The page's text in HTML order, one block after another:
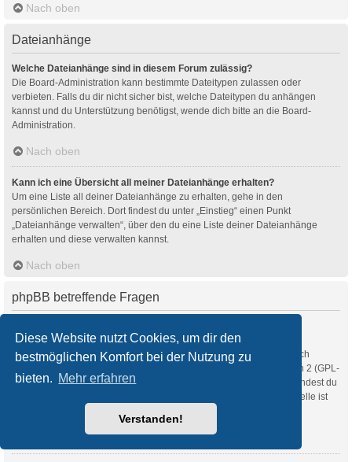
Diese Website nutzt Cookies, um dir den
bestmöglichen Komfort bei der Nutzung zu
bieten. Mehr erfahren
Verstanden!
Nach oben
Dateianhänge
Welche Dateianhänge sind in diesem Forum zulässig?
Die Board-Administration kann bestimmte Dateitypen zulassen oder
verbieten. Falls du dir nicht sicher bist, welche Dateitypen du anhängen
kannst und du Unterstützung benötigst, wende dich bitte an die Board-
Administration.
Nach oben
Kann ich eine Übersicht all meiner Dateianhänge erhalten?
Um eine Liste all deiner Dateianhänge zu erhalten, gehe in den
persönlichen Bereich. Dort findest du unter „Einstieg“ einen Punkt
„Dateianhänge verwalten“, über den du eine Liste deiner Dateianhänge
erhalten und diese verwalten kannst.
Nach oben
phpBB betreffende Fragen
Diese Software (in ihrer unmodifizierten Fassung) wurde von
phpBB Limited
entwickelt und veröffentlicht. Sie ist urheberrechtlich
geschützt. Sie wurde unter der GNU General Public License, Version 2 (GPL-
2.0) veröffentlicht und kann frei vertrieben werden. Weitere Details findest du
. Eine deutschsprachige Anlaufstelle ist